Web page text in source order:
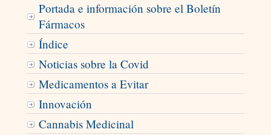
Portada e información sobre el Boletín
Fármacos
Índice
Noticias sobre la Covid
Medicamentos a Evitar
Innovación
Cannabis Medicinal